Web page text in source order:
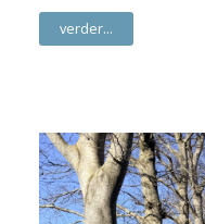
verder...